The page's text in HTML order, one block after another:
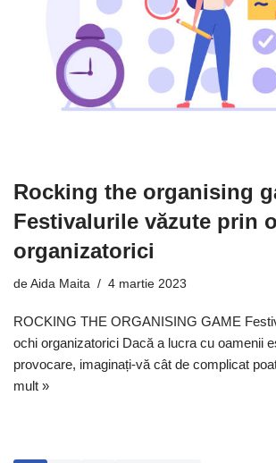
Rocking the organising
Festivalurile văzute prin
organizatorici
de Aida Maita 4 martie 2023
ROCKING THE ORGANISING GAME
ochi organizatorici Dacă a lucra cu oamenii
provocare, imaginați-vă cât de complicat
mult »